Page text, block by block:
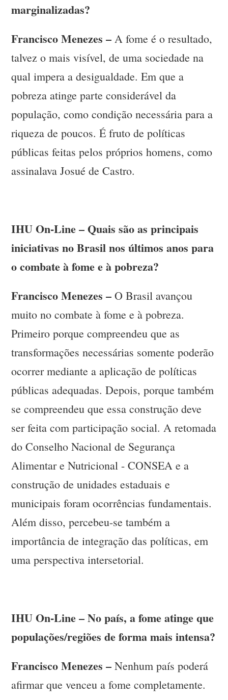
marginalizadas?
Francisco Menezes – A fome é o resultado,
talvez o mais visível, de uma sociedade na
qual impera a desigualdade. Em que a
pobreza atinge parte considerável da
população, como condição necessária para a
riqueza de poucos. É fruto de políticas
públicas feitas pelos próprios homens, como
assinalava Josué de Castro.
IHU On-Line – Quais são as principais
iniciativas no Brasil nos últimos anos para
o combate à fome e à pobreza?
Francisco Menezes – O Brasil avançou
muito no combate à fome e à pobreza.
Primeiro porque compreendeu que as
transformações necessárias somente poderão
ocorrer mediante a aplicação de políticas
públicas adequadas. Depois, porque também
se compreendeu que essa construção deve
ser feita com participação social. A retomada
do Conselho Nacional de Segurança
Alimentar e Nutricional - CONSEA e a
construção de unidades estaduais e
municipais foram ocorrências fundamentais.
Além disso, percebeu-se também a
importância de integração das políticas, em
uma perspectiva intersetorial.
IHU On-Line – No país, a fome atinge que
populações/regiões de forma mais intensa?
Francisco Menezes – Nenhum país poderá
afirmar que venceu a fome completamente.